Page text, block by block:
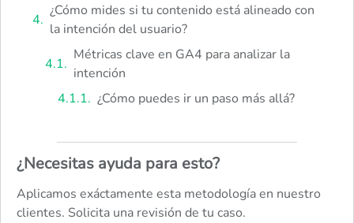
¿Cómo mides si tu contenido está alineado con
la intención del usuario?
Métricas clave en GA4 para analizar la
intención
¿Cómo puedes ir un paso más allá?
¿Necesitas ayuda para esto?
Aplicamos exáctamente esta metodología en nuestro
clientes. Solicita una revisión de tu caso.